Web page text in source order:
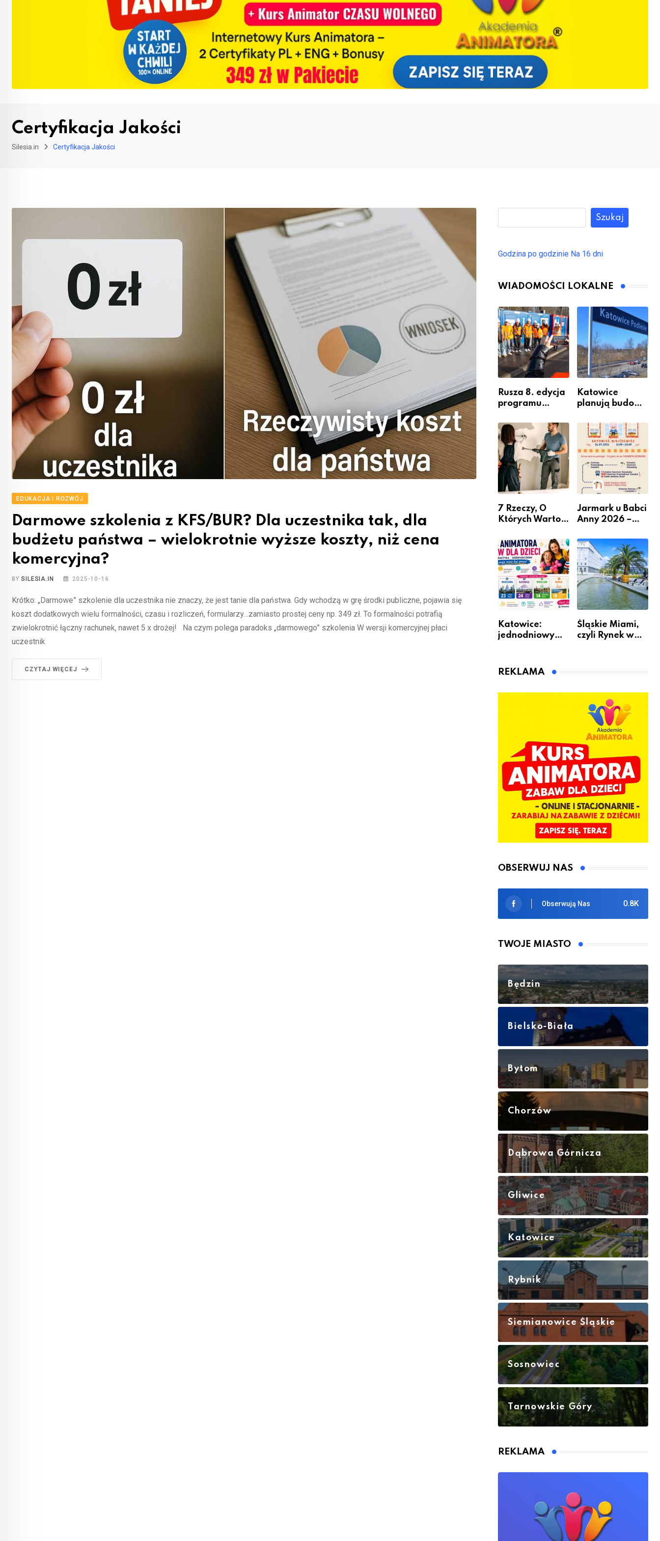
Certyfikacja Jakości
Silesia.in Certyfikacja Jakości
EDUKACJA I ROZWÓJ
Darmowe szkolenia z KFS/BUR? Dla uczestnika tak, dla
budżetu państwa – wielokrotnie wyższe koszty, niż cena
komercyjna?
BYSILESIA.IN 2025-10-16
Krótko: „Darmowe” szkolenie dla uczestnika nie znaczy, że jest tanie dla państwa. Gdy wchodzą w grę środki publiczne, pojawia się
koszt dodatkowych wielu formalności, czasu i rozliczeń, formularzy…zamiasto prostej ceny np. 349 zł. To formalności potrafią
zwielokrotnić łączny rachunek, nawet 5 x drożej! Na czym polega paradoks „darmowego” szkolenia W wersji komercyjnej płaci
uczestnik
CZYTAJ WIĘCEJ
Szukaj
Godzina po godzinie Na 16 dni
WIADOMOŚCI LOKALNE
Rusza 8. edycja
programu
Miastem
Fachowców” –
nabór dla
przedsiębiorców
Katowice
planują budowę
przesiadkoweg
o w Podlesiu
7 Rzeczy, O
Których Warto
Remontem
Mieszkania
Jarmark u Babci
Anny 2026 –
Katowice:
jednodniowy
animatora
Śląskie Miami,
czyli Rynek w
REKLAMA
OBSERWUJ NAS
0.8K
Obserwują Nas
TWOJE MIASTO
Będzin
Bielsko-Biała
Bytom
Chorzów
Dąbrowa Górnicza
Gliwice
Katowice
Rybnik
Siemianowice Śląskie
Sosnowiec
Tarnowskie Góry
REKLAMA